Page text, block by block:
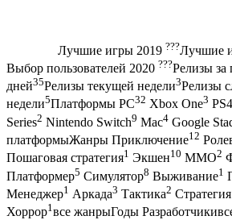
Лучшие игры 2019 ???Лучшие
Выбор пользователей 2020 ???Релизы за
дней35Релизы текущей недели3Релизы
недели5Платформы PC32 Xbox One3 PS4
Series2 Nintendo Switch9 Mac4 Google
платформыЖанры Приключение12
Пошаговая стратегия1 Экшен10 MMO2
Платформер5 Симулятор8 Выживание1
Менеджер1 Аркада3 Тактика2
Хоррор1все жанрыГоды